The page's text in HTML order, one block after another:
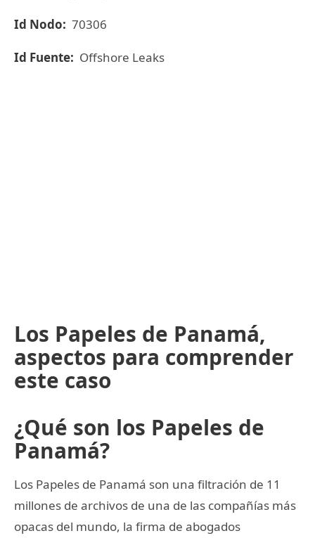
Id Nodo: 70306
Id Fuente: Offshore Leaks
Los Papeles de Panamá,
aspectos para comprender
este caso
¿Qué son los Papeles de
Panamá?
Los Papeles de Panamá son una filtración de 11
millones de archivos de una de las compañías más
opacas del mundo, la firma de abogados